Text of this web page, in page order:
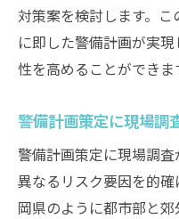
対策案を検討します。
に即した警備計画が実
性を高めることができま
警備計画策定に現場調
警備計画策定に現場調
異なるリスク要因を的
岡県のように都市部と